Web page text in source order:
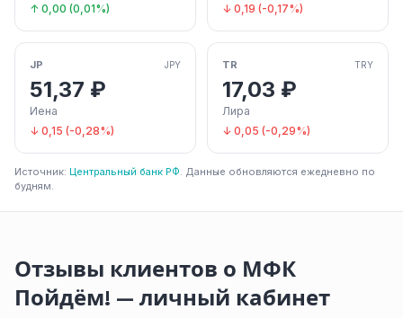
↑ 0,00 (0,01%)
↓ 0,19 (-0,17%)
JP JPY
51,37 ₽
Иена
↓ 0,15 (-0,28%)
TR TRY
17,03 ₽
Лира
↓ 0,05 (-0,29%)
Источник: Центральный банк РФ. Данные обновляются ежедневно по
будням.
Отзывы клиентов о МФК
Пойдём! — личный кабинет